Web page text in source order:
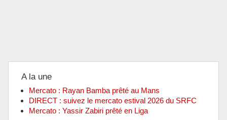
A la une
Mercato : Rayan Bamba prêté au Mans
DIRECT : suivez le mercato estival 2026 du SRFC
Mercato : Yassir Zabiri prêté en Liga